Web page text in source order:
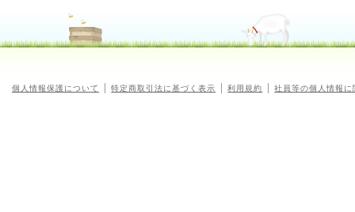
個人情報保護について 特定商取引法に基づく表示 利用規約 社員等の個人情報